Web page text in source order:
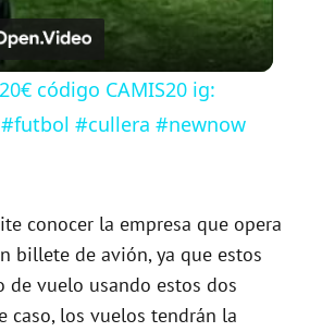
V
i
e
o
código CAMIS20 ig:
#cullera #newnow
conocer la empresa que opera
billete de avión, ya que estos
de vuelo usando estos dos
caso, los vuelos tendrán la